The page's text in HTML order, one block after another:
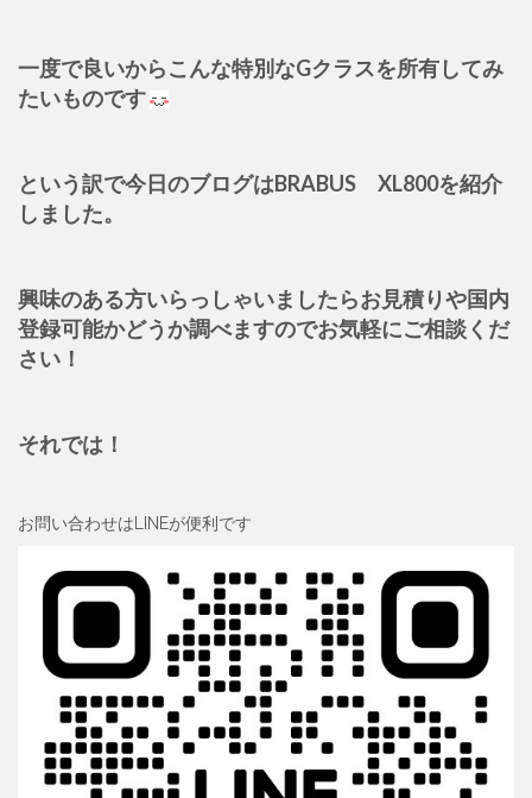
一度で良いからこんな特別なGクラスを所有してみ
たいものです
という訳で今日のブログはBRABUS XL800を紹介
しました。
興味のある方いらっしゃいましたらお見積りや国内
登録可能かどうか調べますのでお気軽にご相談くだ
さい！
それでは！
お問い合わせはLINEが便利です